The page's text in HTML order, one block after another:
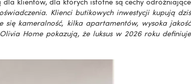
Klienci butikowych inwestycji kupują dziś
kameralność, kilka apartamentów, wysoka jakość
Home pokazują, że luksus w 2026 roku definiuje